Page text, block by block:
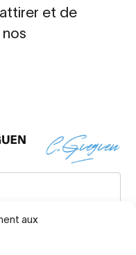
aux
et de